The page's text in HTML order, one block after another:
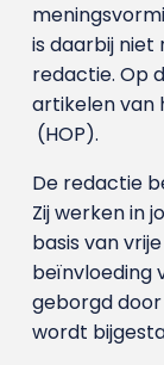
is daarbij niet
redactie. Op
artikelen van
(HOP).
De redactie
Zij werken in
basis van
beïnvloeding
geborgd
wordt